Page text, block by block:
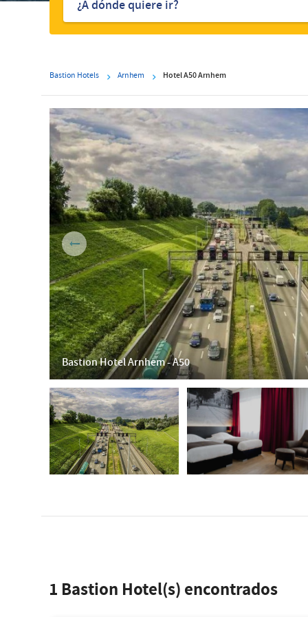
hoteles
Bastion Hotels Arnhem Hotel A50 Arnhem
Bastion Hotel Arnhem - A50
1 Bastion Hotel(s) encontrados